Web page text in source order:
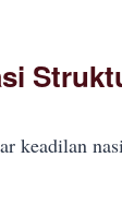
keadilan